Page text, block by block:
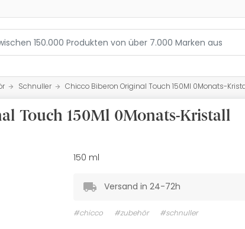
Schnuller Chicco Biberon Original Touch 150Ml 0Monats-
Touch 150Ml 0Monats-Kristall
150 ml
Versand in 24-72h
#chicco #zubehör #schnuller